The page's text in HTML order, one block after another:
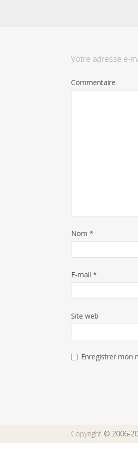
Votre adresse e-
Commentaire
Nom *
E-mail *
Site web
Enregistrer mon
Copyright © 2006-